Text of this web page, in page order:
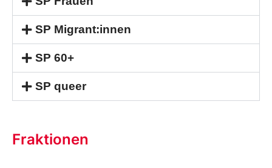
SP Migrant:innen
SP 60+
SP queer
Fraktionen